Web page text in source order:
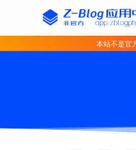
本站不是官